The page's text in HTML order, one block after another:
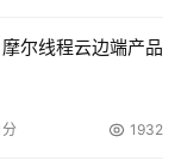
尔线程云边端产品
1932